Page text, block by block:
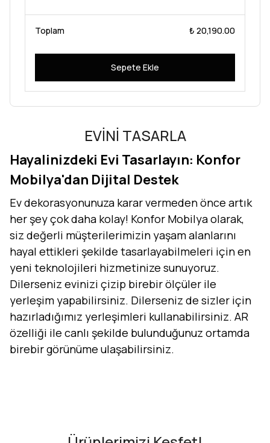
Toplam ₺ 20,190.00
Sepete Ekle
EVİNİ TASARLA
Hayalinizdeki Evi Tasarlayın: Konfor
Mobilya'dan Dijital Destek
Ev dekorasyonunuza karar vermeden önce artık
her şey çok daha kolay! Konfor Mobilya olarak,
siz değerli müşterilerimizin yaşam alanlarını
hayal ettikleri şekilde tasarlayabilmeleri için en
yeni teknolojileri hizmetinize sunuyoruz.
Dilerseniz evinizi çizip birebir ölçüler ile
yerleşim yapabilirsiniz. Dilerseniz de sizler için
hazırladığımız yerleşimleri kullanabilirsiniz. AR
özelliği ile canlı şekilde bulunduğunuz ortamda
birebir görünüme ulaşabilirsiniz.